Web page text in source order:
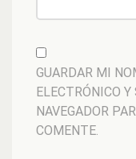
GUARDAR MI
ELECTRÓNICO
NAVEGADOR
COMENTE.